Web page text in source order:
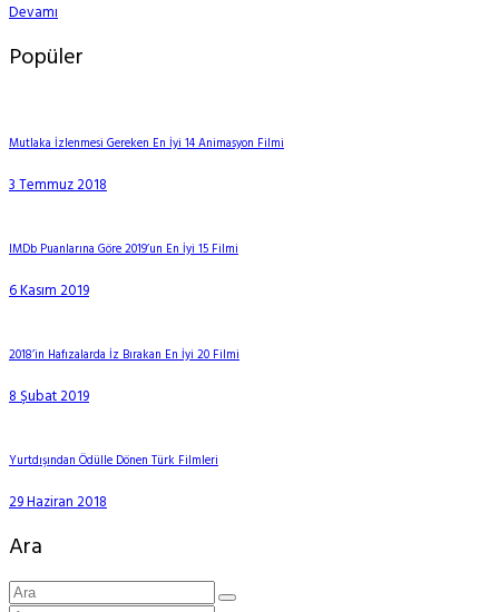
Devamı
Popüler
Mutlaka İzlenmesi Gereken En İyi 14 Animasyon Filmi
3 Temmuz 2018
IMDb Puanlarına Göre 2019’un En İyi 15 Filmi
6 Kasım 2019
2018’in Hafızalarda İz Bırakan En İyi 20 Filmi
8 Şubat 2019
Yurtdışından Ödülle Dönen Türk Filmleri
29 Haziran 2018
Ara